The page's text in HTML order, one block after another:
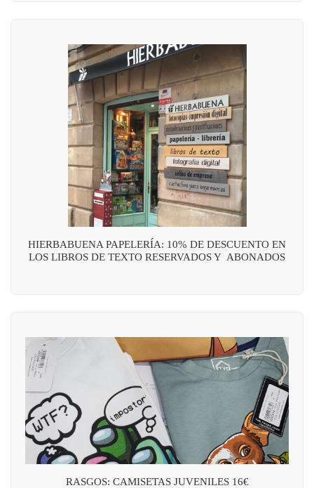
HIERBABUENA PAPELERÍA: 10% DE DESCUENTO EN
LOS LIBROS DE TEXTO RESERVADOS Y ABONADOS
RASGOS: CAMISETAS JUVENILES 16€